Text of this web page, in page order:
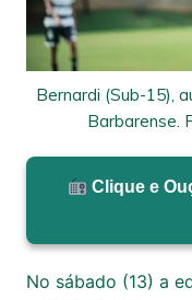
Bernardi (Sub-15),
Barbarense.
Clique e
No sábado (13) a